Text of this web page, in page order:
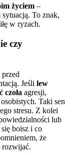
życiem –
sytuacją. To znak,
w ryzach.
czy
przed
Jeśli lew
czoła agresji,
Taki sen
stresu. Z kolei
lub
boisz i co
że
rozwijać.